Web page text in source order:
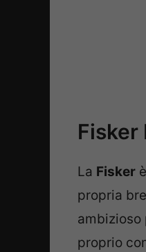
Fisker
La Fisker
propria
ambizioso
proprio